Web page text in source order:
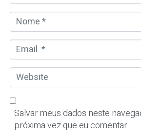
o
N
o
m
*
E
m
a
*
W
e
b
Salvar meus dados neste
próxima vez que eu comentar.